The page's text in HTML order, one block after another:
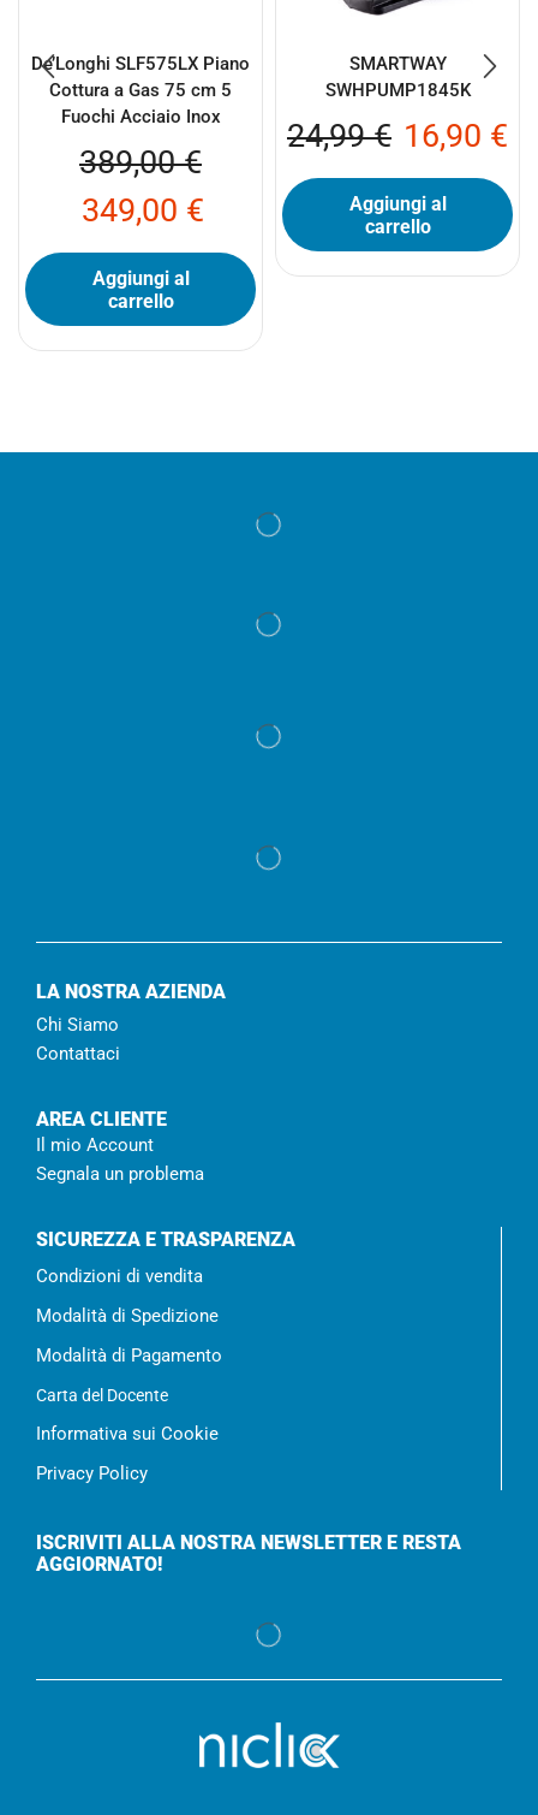
De’Longhi SLF575LX Piano
Cottura a Gas 75 cm 5
Fuochi Acciaio Inox
389,00€
349,00 €
Aggiungi al
carrello
SMARTWAY
SWHPUMP1845K
24,99€ 16,90 €
Aggiungi al
carrello
LA NOSTRA AZIENDA
Chi Siamo
Contattaci
AREA CLIENTE
Il mio Account
Segnala un problema
SICUREZZA E TRASPARENZA
Condizioni di vendita
Modalità di Spedizione
Modalità di Pagamento
Carta del Docente
Informativa sui Cookie
Privacy Policy
ISCRIVITI ALLA NOSTRA NEWSLETTER E RESTA
AGGIORNATO!